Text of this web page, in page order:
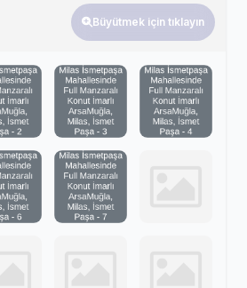
Büyütmek için tıklayın